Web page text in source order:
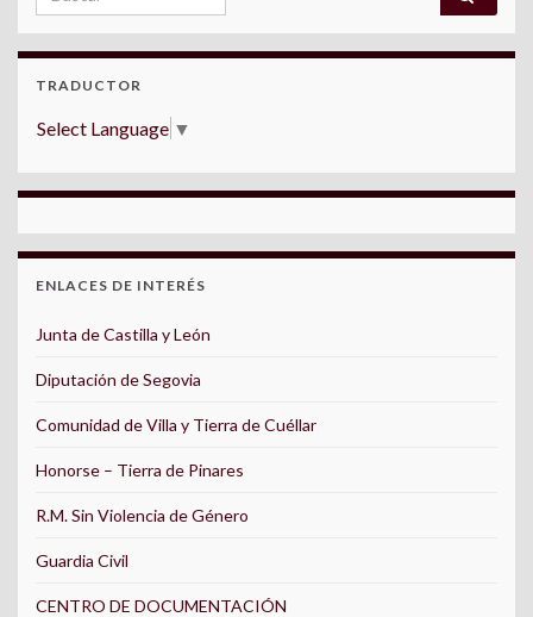
TRADUCTOR
Select Language ▼
ENLACES DE INTERÉS
Junta de Castilla y León
Diputación de Segovia
Comunidad de Villa y Tierra de Cuéllar
Honorse – Tierra de Pinares
R.M. Sin Violencia de Género
Guardia Civil
CENTRO DE DOCUMENTACIÓN